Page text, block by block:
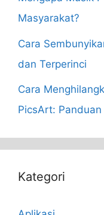
Masyarakat?
Cara
dan Terperinci
Cara
PicsArt:
Kategori